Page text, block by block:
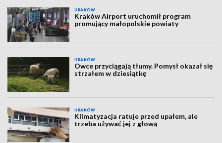
KRAKÓW
Kraków Airport uruchomił program
promujący małopolskie powiaty
KRAKÓW
Owce przyciągają tłumy. Pomysł okazał się
strzałem w dziesiątkę
KRAKÓW
Klimatyzacja ratuje przed upałem, ale
trzeba używać jej z głową